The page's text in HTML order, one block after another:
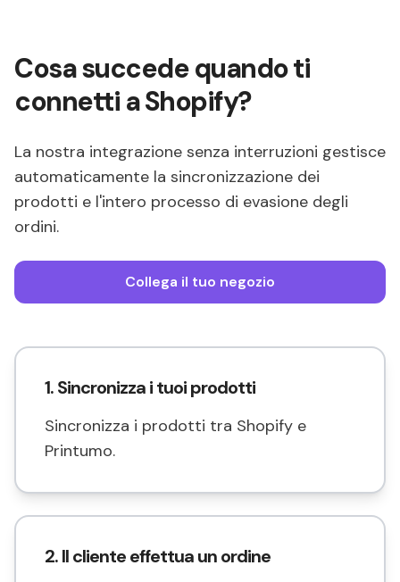
Cosa succede quando ti
connetti a Shopify?
La nostra integrazione senza interruzioni gestisce
automaticamente la sincronizzazione dei
prodotti e l'intero processo di evasione degli
ordini.
Collega il tuo negozio
1. Sincronizza i tuoi prodotti
Sincronizza i prodotti tra Shopify e
Printumo.
2. Il cliente effettua un ordine